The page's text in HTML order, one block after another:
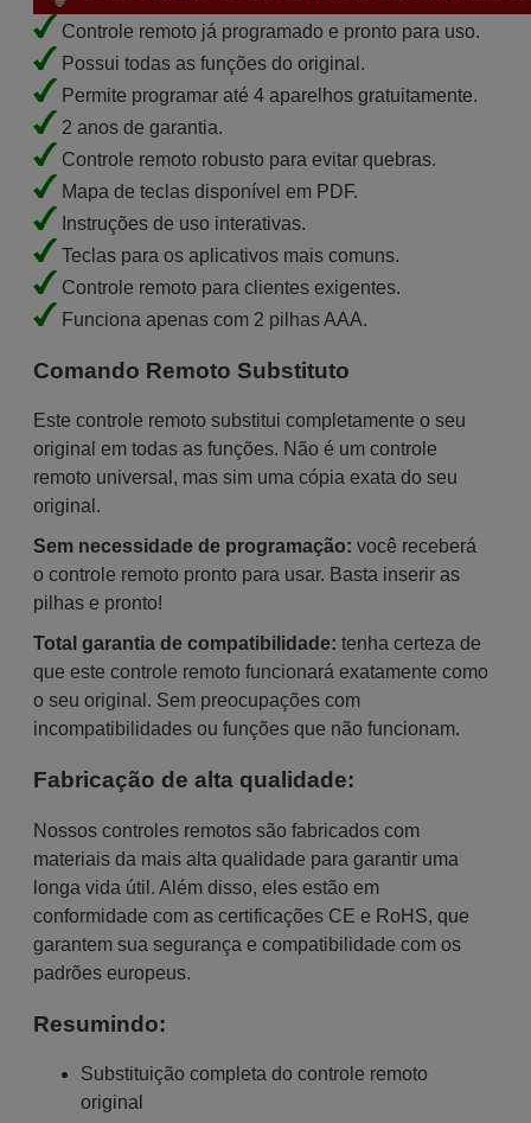
Controle remoto já programado e pronto para uso.
Possui todas as funções do original.
Permite programar até 4 aparelhos gratuitamente.
2 anos de garantia.
Controle remoto robusto para evitar quebras.
Mapa de teclas disponível em PDF.
Instruções de uso interativas.
Teclas para os aplicativos mais comuns.
Controle remoto para clientes exigentes.
Funciona apenas com 2 pilhas AAA.
Comando Remoto Substituto
Este controle remoto substitui completamente o seu
original em todas as funções. Não é um controle
remoto universal, mas sim uma cópia exata do seu
original.
Sem necessidade de programação: você receberá
o controle remoto pronto para usar. Basta inserir as
pilhas e pronto!
Total garantia de compatibilidade: tenha certeza de
que este controle remoto funcionará exatamente como
o seu original. Sem preocupações com
incompatibilidades ou funções que não funcionam.
Fabricação de alta qualidade:
Nossos controles remotos são fabricados com
materiais da mais alta qualidade para garantir uma
longa vida útil. Além disso, eles estão em
conformidade com as certificações CE e RoHS, que
garantem sua segurança e compatibilidade com os
padrões europeus.
Resumindo:
Substituição completa do controle remoto
original